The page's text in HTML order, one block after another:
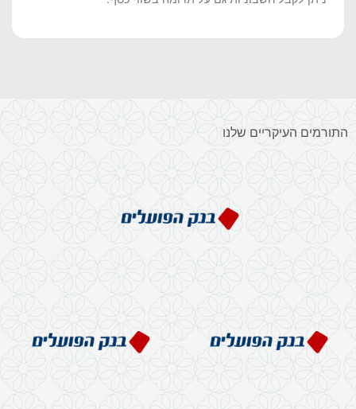
התורמים העיקריים שלנו